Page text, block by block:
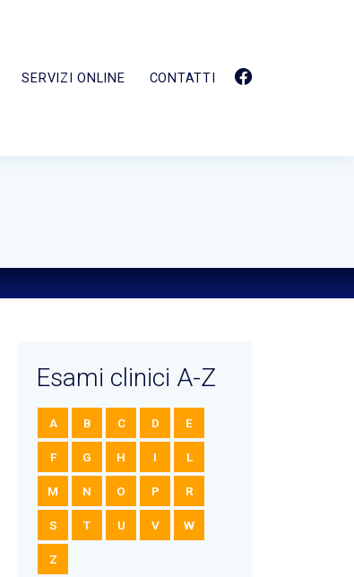
SERVIZI ONLINE CONTATTI
Esami clinici A-Z
A B C D E
F G H I L
M N O P R
S T U V W
Z